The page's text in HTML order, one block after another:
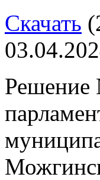
Скачать
Решение